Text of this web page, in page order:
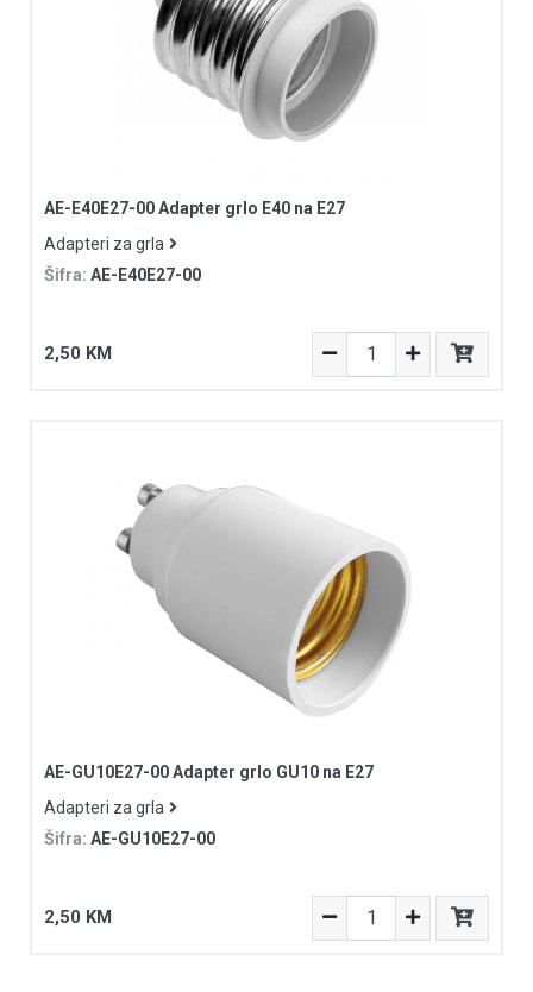
AE-E40E27-00 Adapter grlo E40 na E27
Adapteri za grla
Šifra: AE-E40E27-00
2,50 KM
AE-GU10E27-00 Adapter grlo GU10 na E27
Adapteri za grla
Šifra: AE-GU10E27-00
2,50 KM